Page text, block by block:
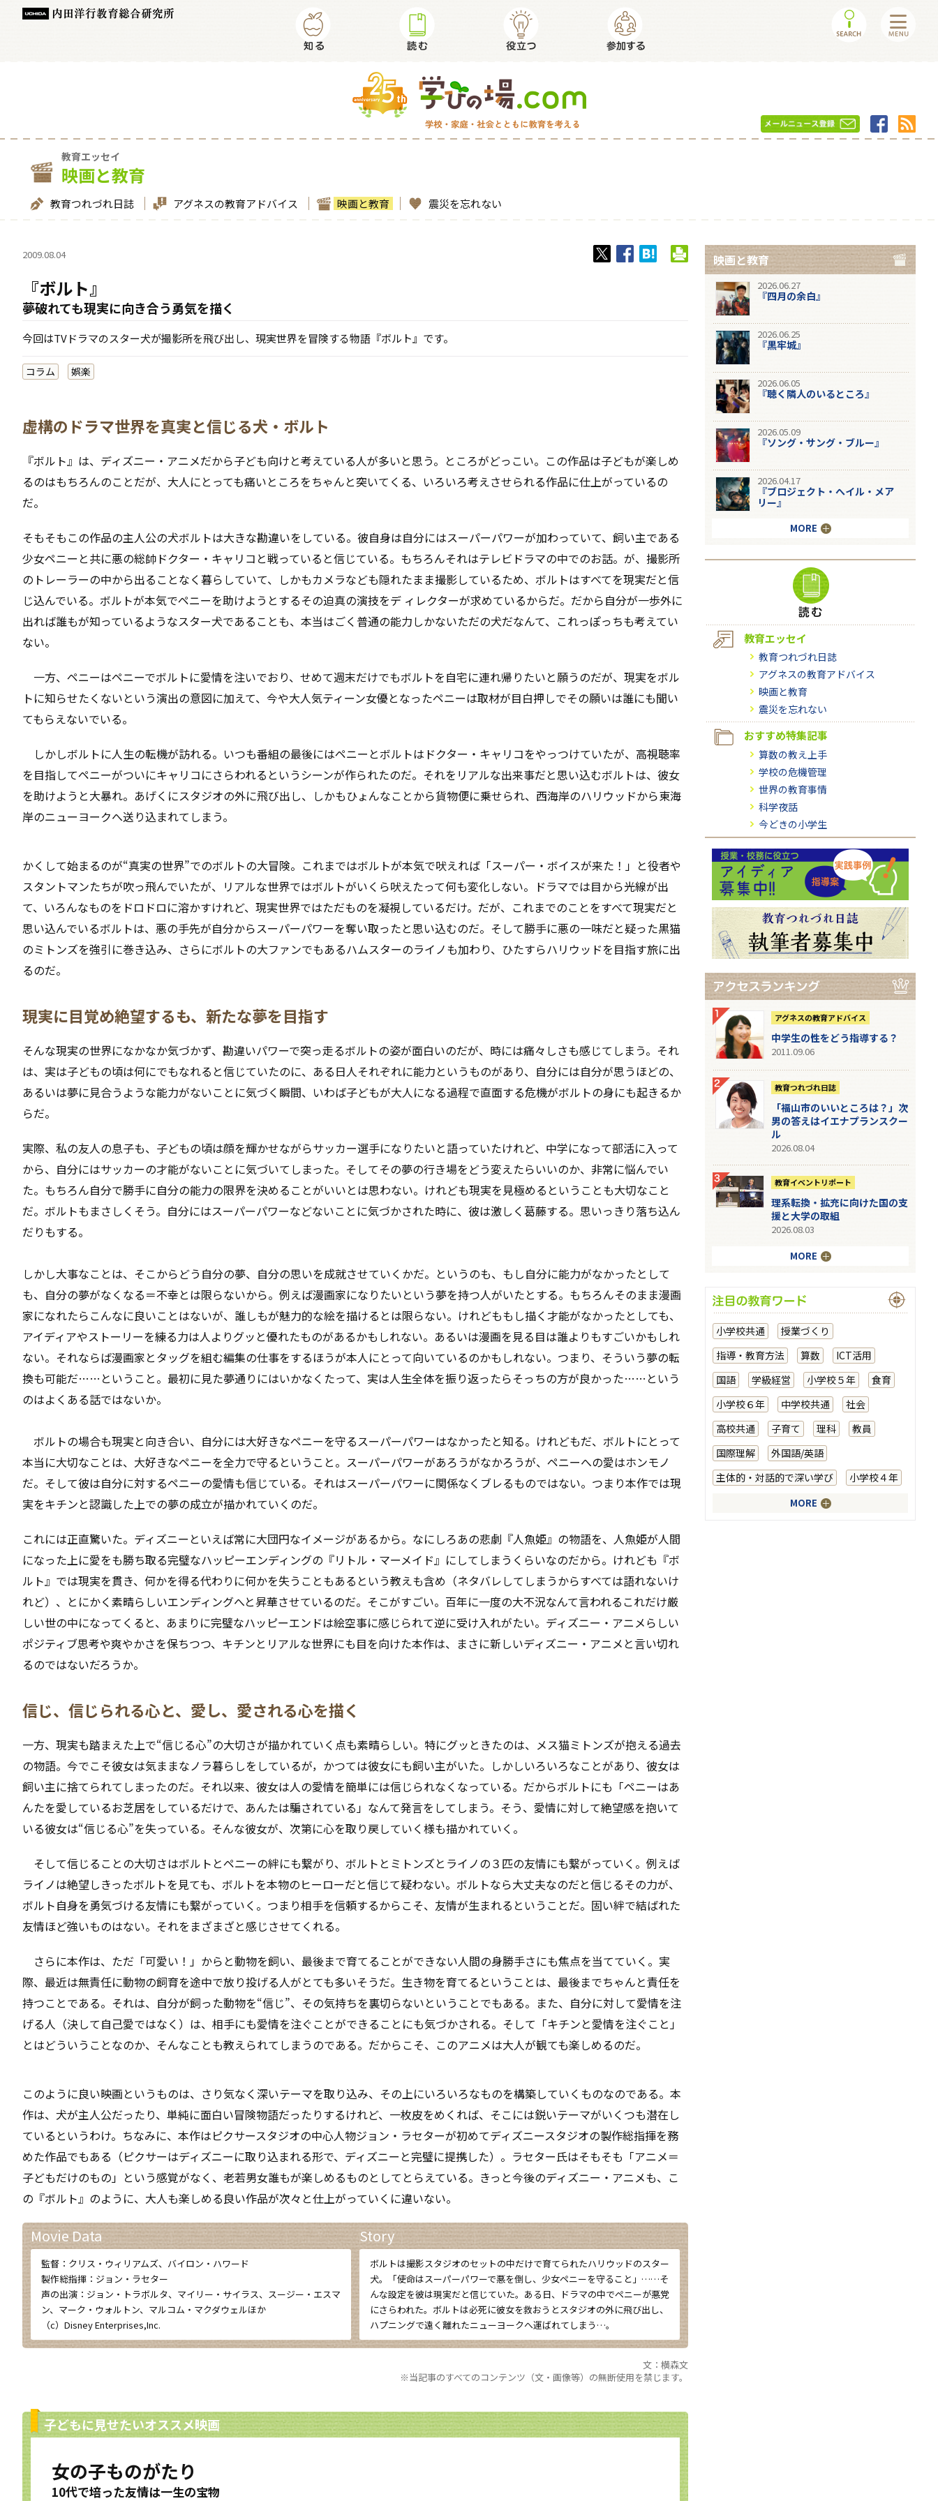
教育エッセイ
映画と教育
教育つれづれ日誌 アグネスの教育アドバイス 映画と教育 震災を忘れない
2009.08.04
『ボルト』
夢破れても現実に向き合う勇気を描く
今回はTVドラマのスター犬が撮影所を飛び出し、現実世界を冒険する物語『ボルト』です。
コラム 娯楽
虚構のドラマ世界を真実と信じる犬・ボルト
『ボルト』は、ディズニー・アニメだから子ども向けと考えている人が多いと思う。ところがどっこい。この作品は子どもが楽しめ
るのはもちろんのことだが、大人にとっても痛いところをちゃんと突いてくる、いろいろ考えさせられる作品に仕上がっているの
だ。
そもそもこの作品の主人公の犬ボルトは大きな勘違いをしている。彼自身は自分にはスーパーパワーが加わっていて、飼い主である
少女ペニーと共に悪の総帥ドクター・キャリコと戦っていると信じている。もちろんそれはテレビドラマの中でのお話。が、撮影所
のトレーラーの中から出ることなく暮らしていて、しかもカメラなども隠れたまま撮影しているため、ボルトはすべてを現実だと信
じ込んでいる。ボルトが本気でペニーを助けようとするその迫真の演技をデ ィレクターが求めているからだ。だから自分が一歩外に
出れば誰もが知っているようなスター犬であることも、本当はごく普通の能力しかないただの犬だなんて、これっぽっちも考えてい
ない。
一方、ペニーはペニーでボルトに愛情を注いでおり、せめて週末だけでもボルトを自宅に連れ帰りたいと願うのだが、現実をボル
トに知らせたくないという演出の意図に加えて、今や大人気ティーン女優となったペニーは取材が目白押しでその願いは誰にも聞い
てもらえないでいる。
しかしボルトに人生の転機が訪れる。いつも番組の最後にはペニーとボルトはドクター・キャリコをやっつけていたが、高視聴率
を目指してペニーがついにキャリコにさらわれるというシーンが作られたのだ。それをリアルな出来事だと思い込むボルトは、彼女
を助けようと大暴れ。あげくにスタジオの外に飛び出し、しかもひょんなことから貨物便に乗せられ、西海岸のハリウッドから東海
岸のニューヨークへ送り込まれてしまう。
かくして始まるのが“真実の世界”でのボルトの大冒険。これまではボルトが本気で吠えれば「スーパー・ボイスが来た！」と役者や
スタントマンたちが吹っ飛んでいたが、リアルな世界ではボルトがいくら吠えたって何も変化しない。ドラマでは目から光線が出
て、いろんなものをドロドロに溶かすけれど、現実世界ではただものを凝視しているだけ。だが、これまでのことをすべて現実だと
思い込んでいるボルトは、悪の手先が自分からスーパーパワーを奪い取ったと思い込むのだ。そして勝手に悪の一味だと疑った黒猫
のミトンズを強引に巻き込み、さらにボルトの大ファンでもあるハムスターのライノも加わり、ひたすらハリウッドを目指す旅に出
るのだ。
現実に目覚め絶望するも、新たな夢を目指す
そんな現実の世界になかなか気づかず、勘違いパワーで突っ走るボルトの姿が面白いのだが、時には痛々しさも感じてしまう。それ
は、実は子どもの頃は何にでもなれると信じていたのに、ある日人それぞれに能力というものがあり、自分には自分が思うほどの、
あるいは夢に見合うような能力がないことに気づく瞬間、いわば子どもが大人になる過程で直面する危機がボルトの身にも起きるか
らだ。
実際、私の友人の息子も、子どもの頃は顔を輝かせながらサッカー選手になりたいと語っていたけれど、中学になって部活に入って
から、自分にはサッカーの才能がないことに気づいてしまった。そしてその夢の行き場をどう変えたらいいのか、非常に悩んでい
た。もちろん自分で勝手に自分の能力の限界を決めることがいいとは思わない。けれども現実を見極めるということも大切なこと
だ。ボルトもまさしくそう。自分にはスーパーパワーなどないことに気づかされた時に、彼は激しく葛藤する。思いっきり落ち込ん
だりもする。
しかし大事なことは、そこからどう自分の夢、自分の思いを成就させていくかだ。というのも、もし自分に能力がなかったとして
も、自分の夢がなくなる＝不幸とは限らないから。例えば漫画家になりたいという夢を持つ人がいたとする。もちろんそのまま漫画
家になれたらこんなに良いことはないが、誰しもが魅力的な絵を描けるとは限らない。けれどももし描く才能がなかったとしても、
アイディアやストーリーを練る力は人よりグッと優れたものがあるかもしれない。あるいは漫画を見る目は誰よりもすごいかもしれ
ない。それならば漫画家とタッグを組む編集の仕事をするほうが本人にとって向いているのかもしれない。つまり、そういう夢の転
換も可能だ……ということ。最初に見た夢通りにはいかなくたって、実は人生全体を振り返ったらそっちの方が良かった……という
のはよくある話ではないか。
ボルトの場合も現実と向き合い、自分には大好きなペニーを守るスーパーパワーはなかったと知る。けれどもだ、ボルトにとって
本当に大切なことは、大好きなペニーを全力で守るということ。スーパーパワーがあろうがなかろうが、ペニーへの愛はホンモノ
だ。そして彼は自分に対するペニーの愛情も信じている。それはスーパーパワーに関係なくブレるものではない。つまり本作では現
実をキチンと認識した上での夢の成立が描かれていくのだ。
これには正直驚いた。ディズニーといえば常に大団円なイメージがあるから。なにしろあの悲劇『人魚姫』の物語を、人魚姫が人間
になった上に愛をも勝ち取る完璧なハッピーエンディングの『リトル・マーメイド』にしてしまうくらいなのだから。けれども『ボ
ルト』では現実を貫き、何かを得る代わりに何かを失うこともあるという教えも含め（ネタバレしてしまうからすべては語れないけ
れど）、とにかく素晴らしいエンディングへと昇華させているのだ。そこがすごい。百年に一度の大不況なんて言われるこれだけ厳
しい世の中になってくると、あまりに完璧なハッピーエンドは絵空事に感じられて逆に受け入れがたい。ディズニー・アニメらしい
ポジティブ思考や爽やかさを保ちつつ、キチンとリアルな世界にも目を向けた本作は、まさに新しいディズニー・アニメと言い切れ
るのではないだろうか。
信じ、信じられる心と、愛し、愛される心を描く
一方、現実も踏まえた上で“信じる心”の大切さが描かれていく点も素晴らしい。特にグッときたのは、メス猫ミトンズが抱える過去
の物語。今でこそ彼女は気ままなノラ暮らしをしているが，かつては彼女にも飼い主がいた。しかしいろいろなことがあり、彼女は
飼い主に捨てられてしまったのだ。それ以来、彼女は人の愛情を簡単には信じられなくなっている。だからボルトにも「ペニーはあ
んたを愛しているお芝居をしているだけで、あんたは騙されている」なんて発言をしてしまう。そう、愛情に対して絶望感を抱いて
いる彼女は“信じる心”を失っている。そんな彼女が、次第に心を取り戻していく様も描かれていく。
そして信じることの大切さはボルトとペニーの絆にも繋がり、ボルトとミトンズとライノの３匹の友情にも繋がっていく。例えば
ライノは絶望しきったボルトを見ても、ボルトを本物のヒーローだと信じて疑わない。ボルトなら大丈夫なのだと信じるその力が、
ボルト自身を勇気づける友情にも繋がっていく。つまり相手を信頼するからこそ、友情が生まれるということだ。固い絆で結ばれた
友情ほど強いものはない。それをまざまざと感じさせてくれる。
さらに本作は、ただ「可愛い！」からと動物を飼い、最後まで育てることができない人間の身勝手さにも焦点を当てていく。実
際、最近は無責任に動物の飼育を途中で放り投げる人がとても多いそうだ。生き物を育てるということは、最後までちゃんと責任を
持つことである。それは、自分が飼った動物を“信じ”、その気持ちを裏切らないということでもある。また、自分に対して愛情を注
げる人（決して自己愛ではなく）は、相手にも愛情を注ぐことができることにも気づかされる。そして「キチンと愛情を注ぐこと」
とはどういうことなのか、そんなことも教えられてしまうのである。だからこそ、このアニメは大人が観ても楽しめるのだ。
このように良い映画というものは、さり気なく深いテーマを取り込み、その上にいろいろなものを構築していくものなのである。本
作は、犬が主人公だったり、単純に面白い冒険物語だったりするけれど、一枚皮をめくれば、そこには鋭いテーマがいくつも潜在し
ているというわけ。ちなみに、本作はピクサースタジオの中心人物ジョン・ラセターが初めてディズニースタジオの製作総指揮を務
めた作品でもある（ピクサーはディズニーに取り込まれる形で、ディズニーと完璧に提携した）。ラセター氏はそもそも「アニメ＝
子どもだけのもの」という感覚がなく、老若男女誰もが楽しめるものとしてとらえている。きっと今後のディズニー・アニメも、こ
の『ボルト』のように、大人も楽しめる良い作品が次々と仕上がっていくに違いない。
Movie Data
監督：クリス・ウィリアムズ、バイロン・ハワード
製作総指揮：ジョン・ラセター
声の出演：ジョン・トラボルタ、マイリー・サイラス、スージー・エスマ
ン、マーク・ウォルトン、マルコム・マクダウェルほか
（c）Disney Enterprises,Inc.
Story
ボルトは撮影スタジオのセットの中だけで育てられたハリウッドのスター
犬。「使命はスーパーパワーで悪を倒し、少女ペニーを守ること」……そ
んな設定を彼は現実だと信じていた。ある日、ドラマの中でペニーが悪党
にさらわれた。ボルトは必死に彼女を救おうとスタジオの外に飛び出し、
ハプニングで遠く離れたニューヨークへ運ばれてしまう…。
文：横森文
※当記事のすべてのコンテンツ（文・画像等）の無断使用を禁じます。
子どもに見せたいオススメ映画
女の子ものがたり
10代で培った友情は一生の宝物
映画と教育
2026.06.27
『四月の余白』
2026.06.25
『黒牢城』
2026.06.05
『聴く隣人のいるところ』
2026.05.09
『ソング・サング・ブルー』
2026.04.17
『ブロジェクト・へイル・メア
リー』
MORE
教育エッセイ
教育つれづれ日誌
アグネスの教育アドバイス
映画と教育
震災を忘れない
おすすめ特集記事
算数の教え上手
学校の危機管理
世界の教育事情
科学夜話
今どきの小学生
アグネスの教育アドバイス
中学生の性をどう指導する？
2011.09.06
教育つれづれ日誌
「福山市のいいところは？」次
男の答えはイエナプランスクー
ル
2026.08.04
教育イベントリポート
理系転換・拡充に向けた国の支
援と大学の取組
2026.08.03
MORE
小学校共通
授業づくり
指導・教育方法
算数
ICT活用
国語
学級経営 小学校５年
食育
小学校６年
中学校共通
社会
高校共通
子育て 理科
教員
国際理解
外国語/英語
主体的・対話的で深い学び
小学校４年
MORE